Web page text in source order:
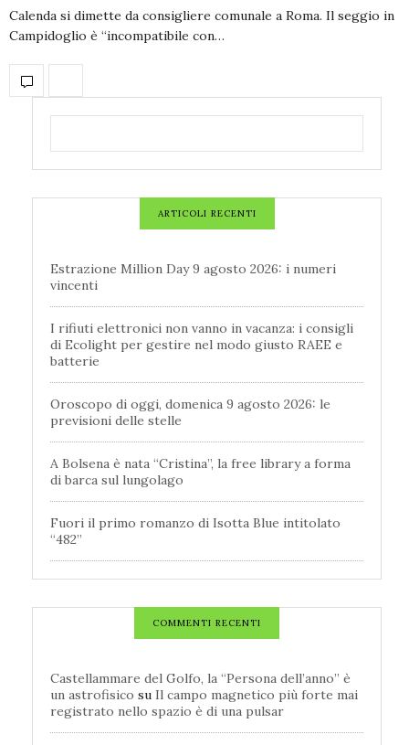
Calenda si dimette da consigliere comunale a Roma. Il seggio in
Campidoglio è “incompatibile con…
ARTICOLI RECENTI
Estrazione Million Day 9 agosto 2026: i numeri
vincenti
I rifiuti elettronici non vanno in vacanza: i consigli
di Ecolight per gestire nel modo giusto RAEE e
batterie
Oroscopo di oggi, domenica 9 agosto 2026: le
previsioni delle stelle
A Bolsena è nata “Cristina”, la free library a forma
di barca sul lungolago
Fuori il primo romanzo di Isotta Blue intitolato
“482”
COMMENTI RECENTI
Castellammare del Golfo, la “Persona dell’anno” è
un astrofisico su Il campo magnetico più forte mai
registrato nello spazio è di una pulsar